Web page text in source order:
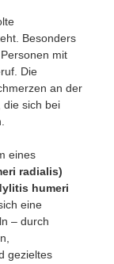
Besonders
mit
Die
an der
die sich bei
eines
radialis)
humeri
eine
– durch
gezieltes